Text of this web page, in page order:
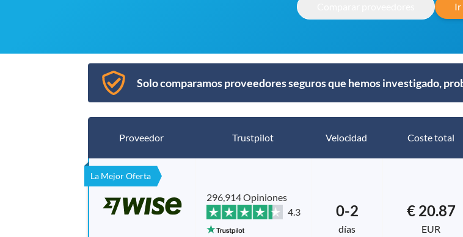
Ir
Solo comparamos proveedores seguros que hemos investigado,
Proveedor Trustpilot Velocidad Coste total
La Mejor Oferta
296,914 Opiniones
4.3
0-2
días
€ 20.87
EUR